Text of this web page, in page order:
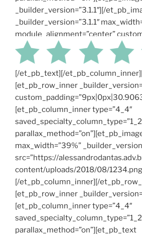
_builder_version=”3.1.1″][/
_builder_version=”3.1.1″
module_alignment=”center”
[/et_pb_text][/
[et_pb_row_inner
[et_pb_column_inner type=”4_4″
max_width=”39%”
src=”https://
content/uploads/2018/08/
[/et_pb_column_inner][/
[et_pb_row_inner
[et_pb_column_inner type=”4_4″
parallax_method=”on”][et_pb_text